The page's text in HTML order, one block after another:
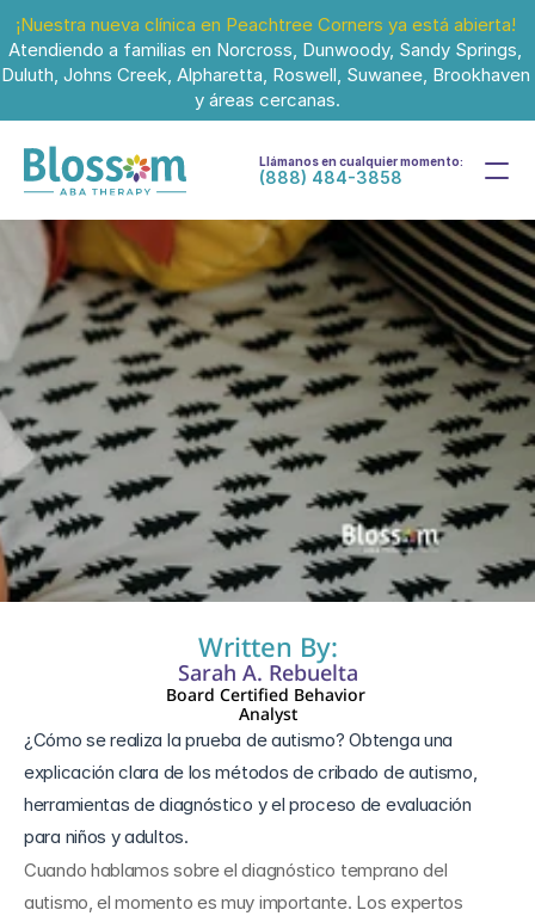
¡Nuestra nueva clínica en Peachtree Corners ya está abierta!
Atendiendo a familias en Norcross, Dunwoody, Sandy Springs,
Duluth, Johns Creek, Alpharetta, Roswell, Suwanee, Brookhaven
y áreas cercanas.
Llámanos en cualquier momento:
(888) 484-3858
28 abr 2025
Written By:
Sarah A. Rebuelta
Board Certified Behavior
Analyst
¿Cómo se realiza la prueba de autismo? Obtenga una
explicación clara de los métodos de cribado de autismo,
herramientas de diagnóstico y el proceso de evaluación
para niños y adultos.
Cuando hablamos sobre el diagnóstico temprano del
autismo, el momento es muy importante. Los expertos